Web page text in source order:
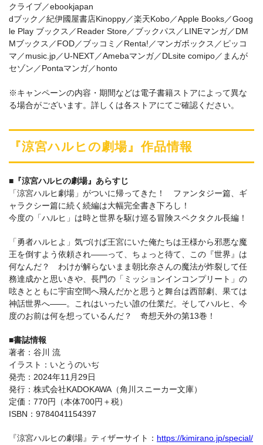
クライブ／ebookjapan
dブック／紀伊國屋書店Kinoppy／楽天Kobo／Apple Books／Goog
le Play ブックス／Reader Store／ブックパス／LINEマンガ／DM
Mブックス／FOD／ブッコミ／Renta!／マンガボックス／ピッコ
マ／music.jp／U-NEXT／Amebaマンガ／DLsite comipo／まんが
セゾン／Pontaマンガ／honto
※キャンペーンの内容・期間などは電子書籍ストアによって異な
る場合がございます。詳しくは各ストアにてご確認ください。
『涼宮ハルヒの劇場』作品情報
■『涼宮ハルヒの劇場』あらすじ
「涼宮ハルヒ劇場」がついに帰ってきた！ ファンタジー篇、ギ
ャラクシー篇に続く続編は大幅完全書き下ろし！
今度の「ハルヒ」は時と世界を駆け巡る冒険スペクタクル長編！
「勇者ハルヒよ」気づけば王宮にいた俺たちは王様から邪悪な魔
王を倒すよう依頼され――って、ちょっと待て、この『世界』は
何なんだ？ わけが解らないまま朝比奈さんの魔法が炸裂して任
務達成かと思いきや、長門の「ミッションインコンプリート」の
呟きとともに宇宙空間へ飛んだかと思うと舞台は西部劇、果ては
神話世界へ――。これはいったい誰の仕業だ。そしてハルヒ、今
度のお前は何を想っているんだ？ 奇想天外の第13巻！
■書誌情報
著者：谷川 流
イラスト：いとうのいぢ
発売：2024年11月29日
発行：株式会社KADOKAWA（角川スニーカー文庫）
定価：770円（本体700円＋税）
ISBN：9784041154397
『涼宮ハルヒの劇場』ティザーサイト： https://kimirano.jp/special/